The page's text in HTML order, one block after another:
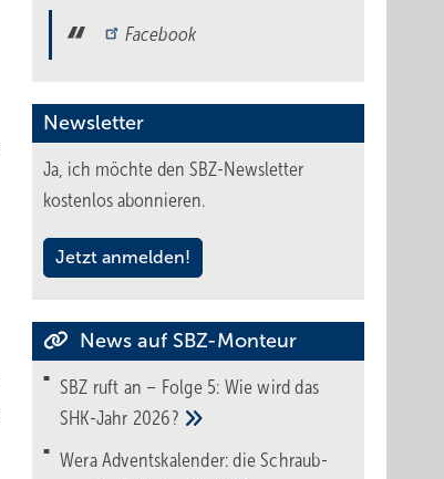
Facebook
Newsletter
Ja, ich möchte den SBZ-Newsletter
kostenlos abonnieren.
Jetzt anmelden!
News auf SBZ-Monteur
SBZ ruft an – Folge 5: Wie wird das
SHK-Jahr 2026?
Wera Adventskalender: die Schraub­